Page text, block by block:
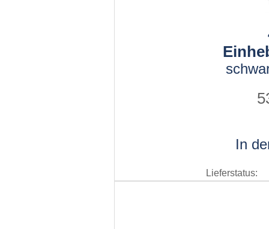
In
Lieferstatus: